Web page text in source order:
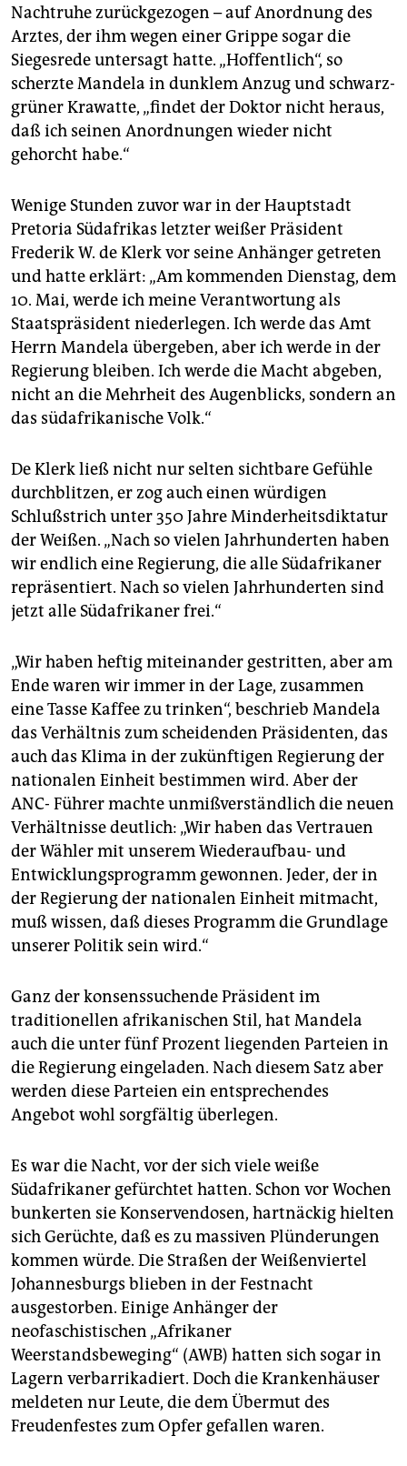
Nachtruhe zurückgezogen – auf Anordnung des
Arztes, der ihm wegen einer Grippe sogar die
Siegesrede untersagt hatte. „Hoffentlich“, so
scherzte Mandela in dunklem Anzug und schwarz-
grüner Krawatte, „findet der Doktor nicht heraus,
daß ich seinen Anordnungen wieder nicht
gehorcht habe.“
Wenige Stunden zuvor war in der Hauptstadt
Pretoria Südafrikas letzter weißer Präsident
Frederik W. de Klerk vor seine Anhänger getreten
und hatte erklärt: „Am kommenden Dienstag, dem
10. Mai, werde ich meine Verantwortung als
Staatspräsident niederlegen. Ich werde das Amt
Herrn Mandela übergeben, aber ich werde in der
Regierung bleiben. Ich werde die Macht abgeben,
nicht an die Mehrheit des Augenblicks, sondern an
das südafrikanische Volk.“
De Klerk ließ nicht nur selten sichtbare Gefühle
durchblitzen, er zog auch einen würdigen
Schlußstrich unter 350 Jahre Minderheitsdiktatur
der Weißen. „Nach so vielen Jahrhunderten haben
wir endlich eine Regierung, die alle Südafrikaner
repräsentiert. Nach so vielen Jahrhunderten sind
jetzt alle Südafrikaner frei.“
„Wir haben heftig miteinander gestritten, aber am
Ende waren wir immer in der Lage, zusammen
eine Tasse Kaffee zu trinken“, beschrieb Mandela
das Verhältnis zum scheidenden Präsidenten, das
auch das Klima in der zukünftigen Regierung der
nationalen Einheit bestimmen wird. Aber der
ANC- Führer machte unmißverständlich die neuen
Verhältnisse deutlich: „Wir haben das Vertrauen
der Wähler mit unserem Wiederaufbau- und
Entwicklungsprogramm gewonnen. Jeder, der in
der Regierung der nationalen Einheit mitmacht,
muß wissen, daß dieses Programm die Grundlage
unserer Politik sein wird.“
Ganz der konsenssuchende Präsident im
traditionellen afrikanischen Stil, hat Mandela
auch die unter fünf Prozent liegenden Parteien in
die Regierung eingeladen. Nach diesem Satz aber
werden diese Parteien ein entsprechendes
Angebot wohl sorgfältig überlegen.
Es war die Nacht, vor der sich viele weiße
Südafrikaner gefürchtet hatten. Schon vor Wochen
bunkerten sie Konservendosen, hartnäckig hielten
sich Gerüchte, daß es zu massiven Plünderungen
kommen würde. Die Straßen der Weißenviertel
Johannesburgs blieben in der Festnacht
ausgestorben. Einige Anhänger der
neofaschistischen „Afrikaner
Weerstandsbeweging“ (AWB) hatten sich sogar in
Lagern verbarrikadiert. Doch die Krankenhäuser
meldeten nur Leute, die dem Übermut des
Freudenfestes zum Opfer gefallen waren.